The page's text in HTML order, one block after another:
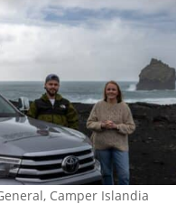
Camper Islandia